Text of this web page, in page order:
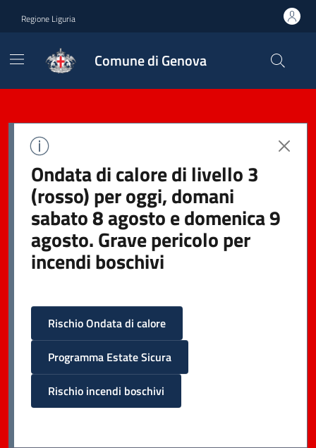
Regione Liguria
Comune di Genova
Ondata di calore di livello 3
(rosso) per oggi, domani
sabato 8 agosto e domenica 9
agosto. Grave pericolo per
incendi boschivi
Rischio Ondata di calore
Programma Estate Sicura
Rischio incendi boschivi